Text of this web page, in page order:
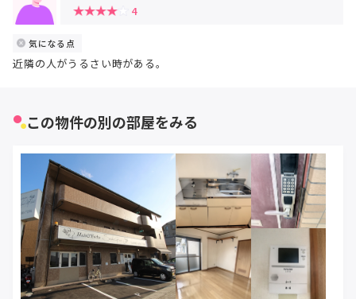
4
気になる点
近隣の人がうるさい時がある。
この物件の別の部屋をみる